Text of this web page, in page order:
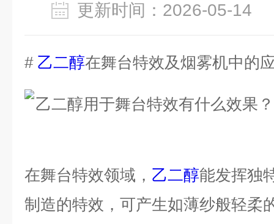
更新时间：2026-05-
# 乙二醇在舞台特效及烟雾机中的
在舞台特效领域， 乙二醇能发挥独
制造的特效，可产生如薄纱般轻柔